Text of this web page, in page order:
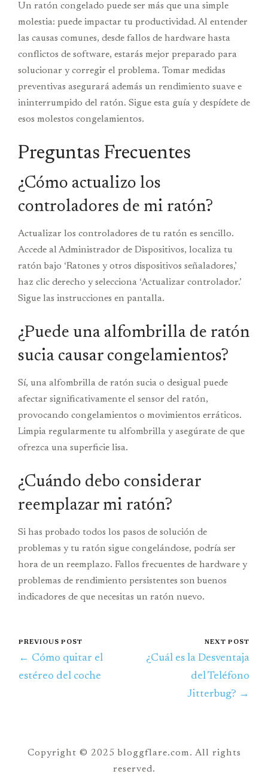
Un ratón congelado puede ser más que una simple
molestia: puede impactar tu productividad. Al entender
las causas comunes, desde fallos de hardware hasta
conflictos de software, estarás mejor preparado para
solucionar y corregir el problema. Tomar medidas
preventivas asegurará además un rendimiento suave e
ininterrumpido del ratón. Sigue esta guía y despídete de
esos molestos congelamientos.
Preguntas Frecuentes
¿Cómo actualizo los
controladores de mi ratón?
Actualizar los controladores de tu ratón es sencillo.
Accede al Administrador de Dispositivos, localiza tu
ratón bajo ‘Ratones y otros dispositivos señaladores,’
haz clic derecho y selecciona ‘Actualizar controlador.’
Sigue las instrucciones en pantalla.
¿Puede una alfombrilla de ratón
sucia causar congelamientos?
Sí, una alfombrilla de ratón sucia o desigual puede
afectar significativamente el sensor del ratón,
provocando congelamientos o movimientos erráticos.
Limpia regularmente tu alfombrilla y asegúrate de que
ofrezca una superficie lisa.
¿Cuándo debo considerar
reemplazar mi ratón?
Si has probado todos los pasos de solución de
problemas y tu ratón sigue congelándose, podría ser
hora de un reemplazo. Fallos frecuentes de hardware y
problemas de rendimiento persistentes son buenos
indicadores de que necesitas un ratón nuevo.
PREVIOUS POST
← Cómo quitar el
estéreo del coche
NEXT POST
¿Cuál es la Desventaja
del Teléfono
Jitterbug? →
Copyright © 2025 bloggflare.com. All rights
reserved.